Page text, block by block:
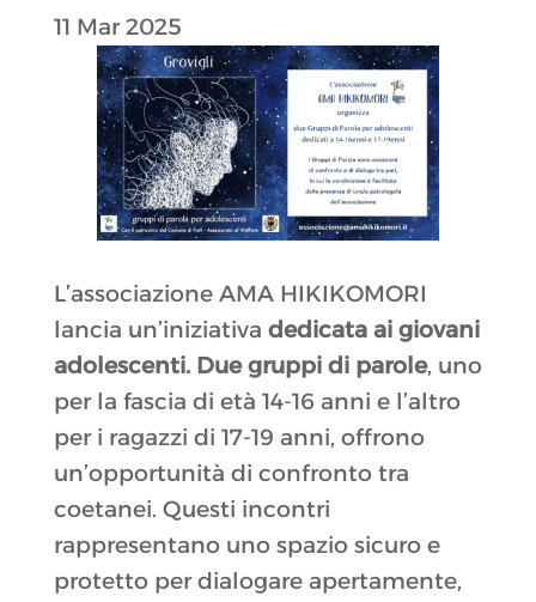
11 Mar 2025
L’associazione AMA HIKIKOMORI
lancia un’iniziativa dedicata ai giovani
adolescenti. Due gruppi di parole, uno
per la fascia di età 14-16 anni e l’altro
per i ragazzi di 17-19 anni, offrono
un’opportunità di confronto tra
coetanei. Questi incontri
rappresentano uno spazio sicuro e
protetto per dialogare apertamente,